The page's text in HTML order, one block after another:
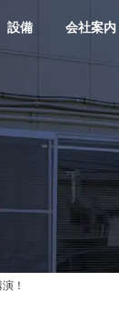
設備 会社案内
！